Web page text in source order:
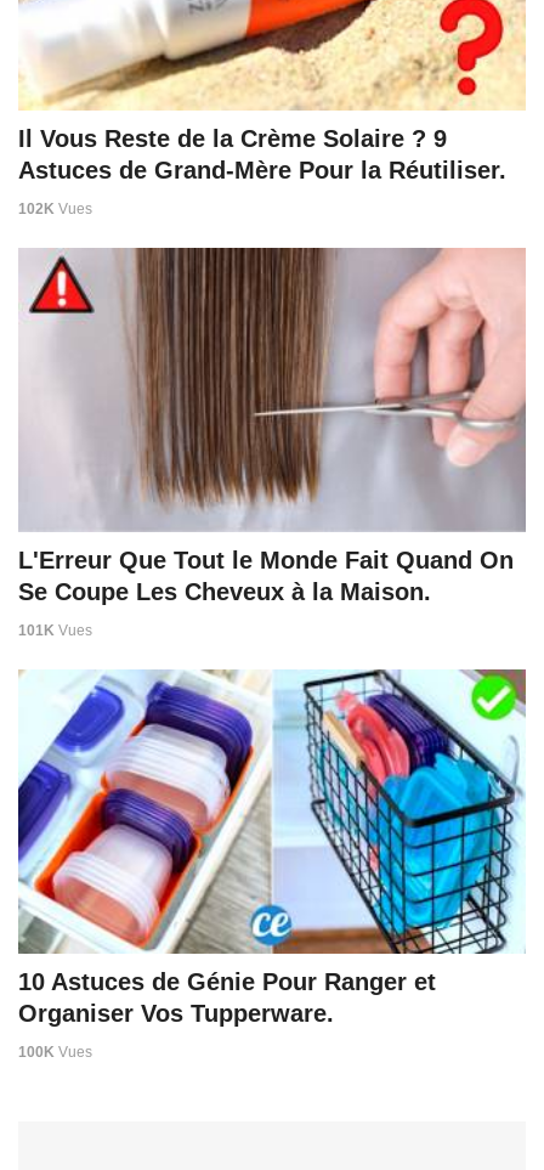
Il Vous Reste de la Crème Solaire ? 9
Astuces de Grand-Mère Pour la Réutiliser.
102K Vues
L'Erreur Que Tout le Monde Fait Quand On
Se Coupe Les Cheveux à la Maison.
101K Vues
10 Astuces de Génie Pour Ranger et
Organiser Vos Tupperware.
100K Vues